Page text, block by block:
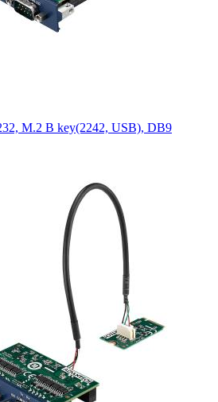
M.2 B key(2242, USB), DB9